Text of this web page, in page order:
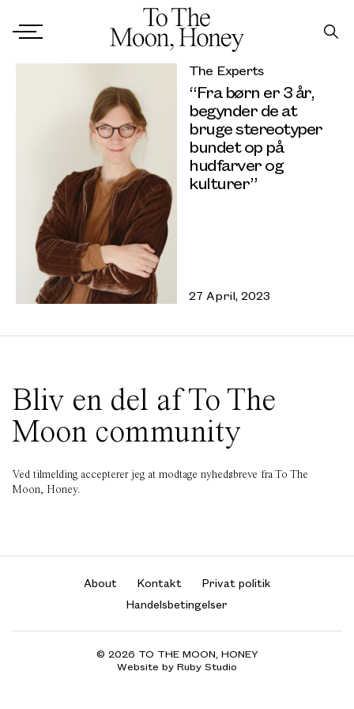
The Experts
“Fra børn er 3 år,
begynder de at
bruge stereotyper
bundet op på
hudfarver og
kulturer”
27 April, 2023
Bliv en del af To The
Moon community
Ved tilmelding accepterer jeg at modtage nyhedsbreve fra To The
Moon, Honey.
About Kontakt
Privat politik
Handelsbetingelser
© 2026 TO THE MOON, HONEY
Website by Ruby Studio